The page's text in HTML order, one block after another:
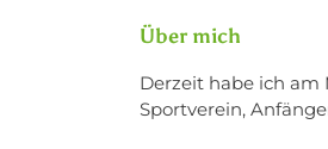
Über mich
Derzeit habe ich am
Sportverein,